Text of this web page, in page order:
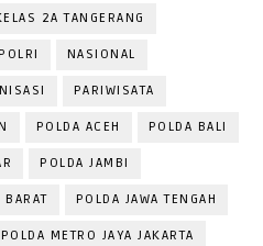
2A TANGERANG
NASIONAL
PARIWISATA
POLDA ACEH POLDA BALI
POLDA JAMBI
BARAT POLDA JAWA TENGAH
POLDA METRO JAYA JAKARTA